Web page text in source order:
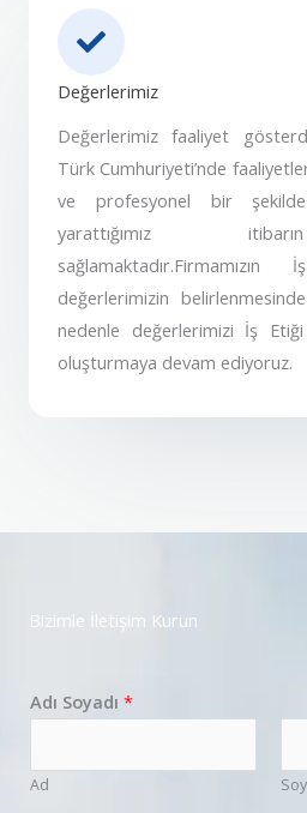
Değerlerimiz
Değerlerimiz faaliyet
Türk Cumhuriyeti’nde
ve profesyonel bir
yarattığımız
değerlerimizin
nedenle değerlerimizi İş
oluşturmaya devam ediyoruz.
Bizimle İletişim Kurun
Adı Soyadı *
Ad